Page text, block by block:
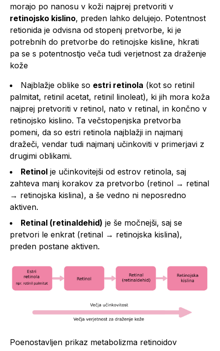
morajo po nanosu v koži najprej pretvoriti v
retinojsko kislino, preden lahko delujejo. Potentnost
retionida je odvisna od stopenj pretvorbe, ki je
potrebnih do pretvorbe do retinojske kisline, hkrati
pa se s potentnostjo veča tudi verjetnost za draženje
kože
Najblažje oblike so estri retinola (kot so retinil
palmitat, retinil acetat, retinil linoleat), ki jih mora koža
najprej pretvoriti v retinol, nato v retinal, in končno v
retinojsko kislino. Ta večstopenjska pretvorba
pomeni, da so estri retinola najblažji in najmanj
dražeči, vendar tudi najmanj učinkoviti v primerjavi z
drugimi oblikami.
Retinol je učinkovitejši od estrov retinola, saj
zahteva manj korakov za pretvorbo (retinol → retinal
→ retinojska kislina), a še vedno ni neposredno
aktiven.
Retinal (retinaldehid) je še močnejši, saj se
pretvori le enkrat (retinal → retinojska kislina),
preden postane aktiven.
Poenostavljen prikaz metabolizma retinoidov